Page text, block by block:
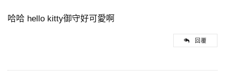
哈哈 hello kitty御守好可愛啊
回覆